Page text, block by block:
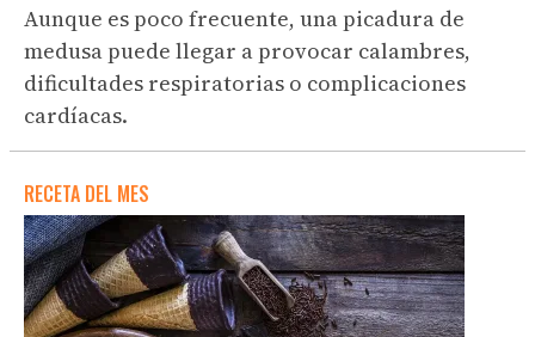
Aunque es poco frecuente, una picadura de
medusa puede llegar a provocar calambres,
dificultades respiratorias o complicaciones
cardíacas.
RECETA DEL MES